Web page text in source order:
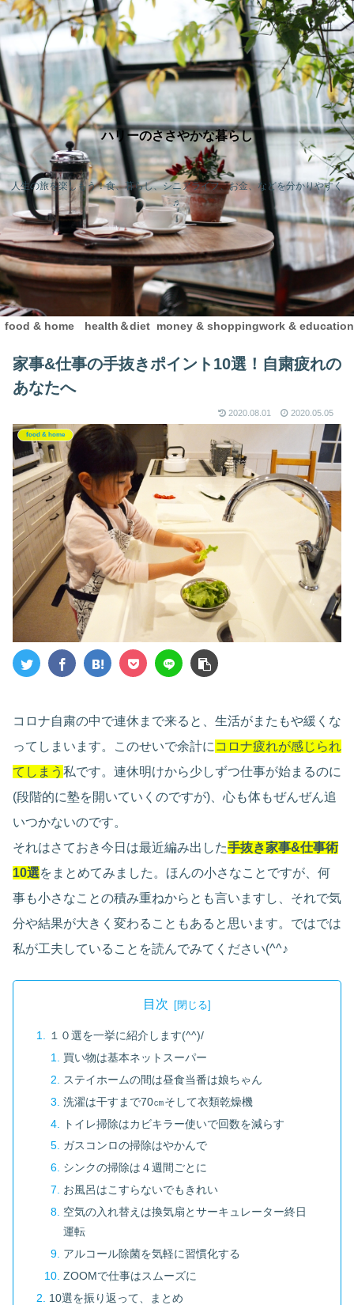
ハリーのささやかな暮らし
人生の旅を楽しもう！食、暮らし、シニアライフ、お金、などを分かりやすく
♬
food & home health＆diet money & shoppingwork & education
家事&仕事の手抜きポイント10選！自粛疲れの
あなたへ
2020.08.01 2020.05.05
food & home
コロナ自粛の中で連休まで来ると、生活がまたもや緩くな
ってしまいます。このせいで余計に コロナ疲れが感じられ
てしまう 私です。連休明けから少しずつ仕事が始まるのに
(段階的に塾を開いていくのですが)、心も体もぜんぜん追
いつかないのです。
それはさておき今日は最近編み出した手抜き家事&仕事術
10選をまとめてみました。ほんの小さなことですが、何
事も小さなことの積み重ねからとも言いますし、それで気
分や結果が大きく変わることもあると思います。ではでは
私が工夫していることを読んでみてください(^^♪
目次
１０選を一挙に紹介します(^^)/
買い物は基本ネットスーパー
ステイホームの間は昼食当番は娘ちゃん
洗濯は干すまで70㎝そして衣類乾燥機
トイレ掃除はカビキラー使いで回数を減らす
ガスコンロの掃除はやかんで
シンクの掃除は４週間ごとに
お風呂はこすらないでもきれい
空気の入れ替えは換気扇とサーキュレーター終日
運転
アルコール除菌を気軽に習慣化する
ZOOMで仕事はスムーズに
10選を振り返って、まとめ